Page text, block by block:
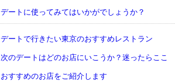
デートに使ってみてはいかがでしょうか？
デートで行きたい東京のおすすめレストラン
次のデートはどのお店にいこうか？迷ったらここ
おすすめのお店をご紹介します